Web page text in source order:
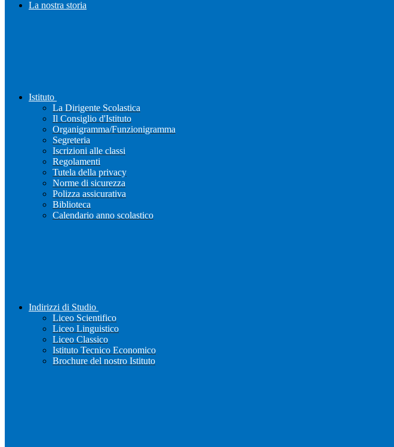
La nostra storia
Istituto
La Dirigente Scolastica
Il Consiglio d'Istituto
Organigramma/Funzionigramma
Segreteria
Iscrizioni alle classi
Regolamenti
Tutela della privacy
Norme di sicurezza
Polizza assicurativa
Biblioteca
Calendario anno scolastico
Indirizzi di Studio
Liceo Scientifico
Liceo Linguistico
Liceo Classico
Istituto Tecnico Economico
Brochure del nostro Istituto